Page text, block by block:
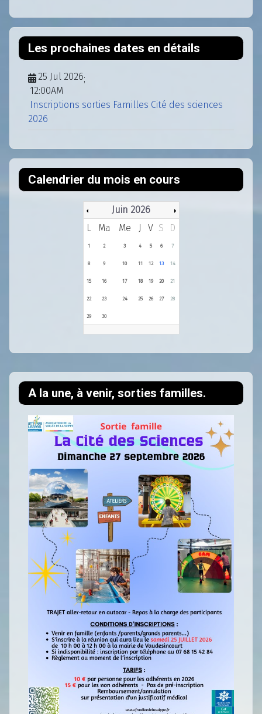
A la une, à venir, sorties familles.
Les prochaines dates en détails
25 Jul 2026;
12:00AM
Inscriptions sorties Familles Cité des sciences
2026
Calendrier du mois en cours
Juin 2026
L
Ma Me J V S D
1 2 3 4 5 6 7
8 9 10 11 12 13 14
15 16 17 18 19 20 21
22 23 24 25 26 27 28
29 30